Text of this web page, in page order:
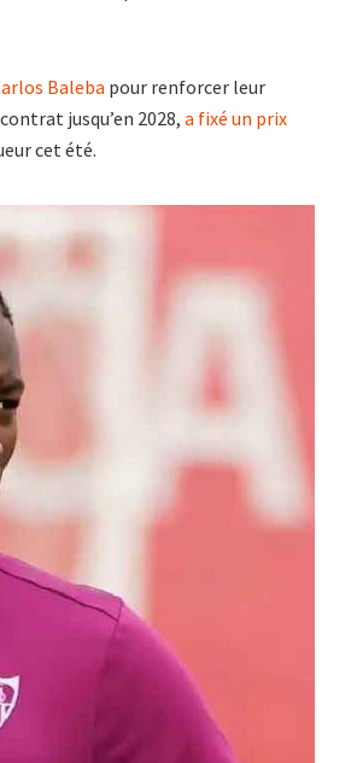
Baleba pour renforcer leur
jusqu’en 2028, a fixé un prix
cet été.